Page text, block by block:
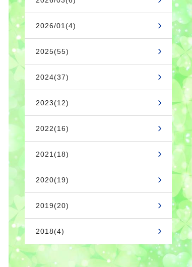
2026/01(4)
2025(55)
2024(37)
2023(12)
2022(16)
2021(18)
2020(19)
2019(20)
2018(4)